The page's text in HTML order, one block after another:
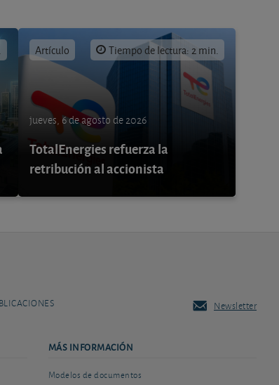
Artículo Tiempo de lectura: 2 min.
jueves, 6 de agosto de 2026
TotalEnergies refuerza la
retribución al accionista
Newsletter
MÁS INFORMACIÓN
Modelos de documentos